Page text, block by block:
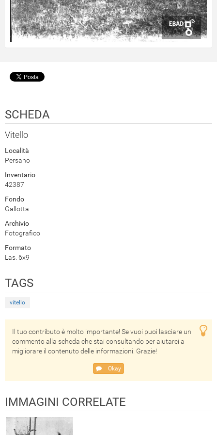
SCHEDA
Vitello
Località
Persano
Inventario
42387
Fondo
Gallotta
Archivio
Fotografico
Formato
Las. 6x9
TAGS
vitello
Il tuo contributo è molto importante! Se vuoi puoi lasciare un
commento alla scheda che stai consultando per aiutarci a
migliorare il contenuto delle informazioni. Grazie!
Okay
IMMAGINI CORRELATE